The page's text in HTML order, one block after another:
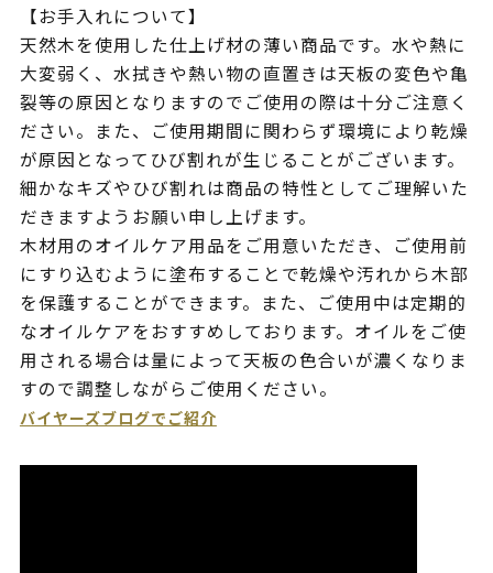
【お手入れについて】
天然木を使用した仕上げ材の薄い商品です。水や熱に
大変弱く、水拭きや熱い物の直置きは天板の変色や亀
裂等の原因となりますのでご使用の際は十分ご注意く
ださい。また、ご使用期間に関わらず環境により乾燥
が原因となってひび割れが生じることがございます。
細かなキズやひび割れは商品の特性としてご理解いた
だきますようお願い申し上げます。
木材用のオイルケア用品をご用意いただき、ご使用前
にすり込むように塗布することで乾燥や汚れから木部
を保護することができます。また、ご使用中は定期的
なオイルケアをおすすめしております。オイルをご使
用される場合は量によって天板の色合いが濃くなりま
すので調整しながらご使用ください。
バイヤーズブログでご紹介